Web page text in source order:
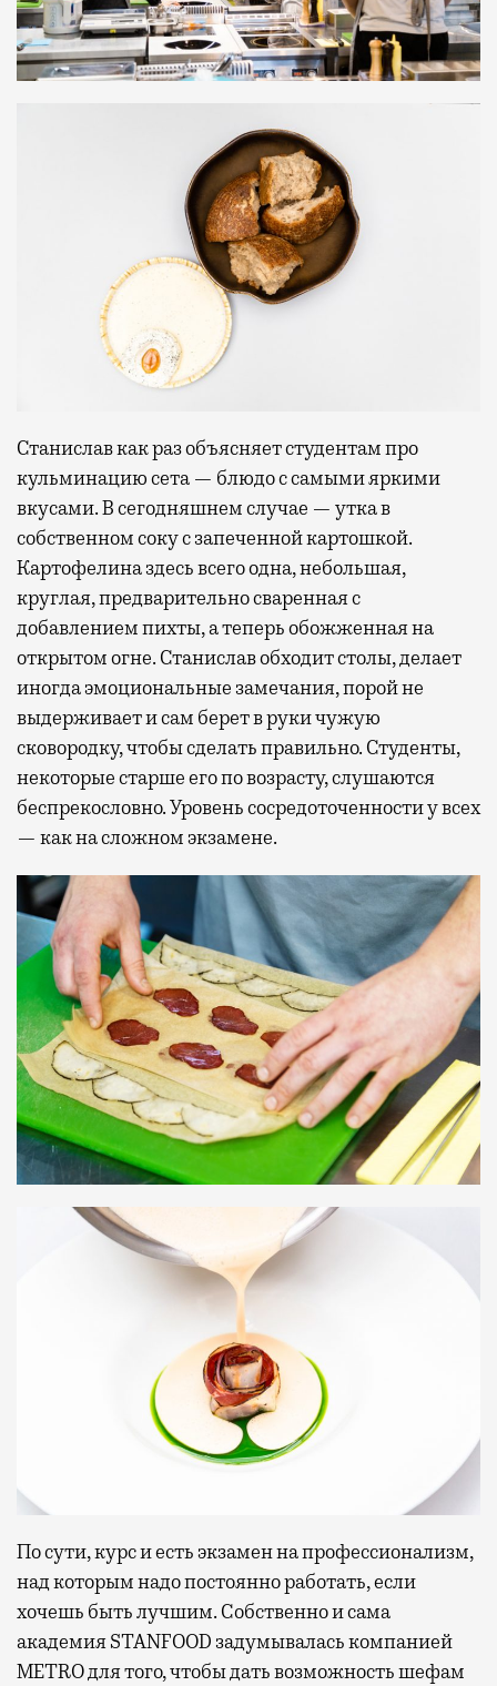
Станислав как раз объясняет студентам про
кульминацию сета — блюдо с самыми яркими
вкусами. В сегодняшнем случае — утка в
собственном соку с запеченной картошкой.
Картофелина здесь всего одна, небольшая,
круглая, предварительно сваренная с
добавлением пихты, а теперь обожженная на
открытом огне. Станислав обходит столы, делает
иногда эмоциональные замечания, порой не
выдерживает и сам берет в руки чужую
сковородку, чтобы сделать правильно. Студенты,
некоторые старше его по возрасту, слушаются
беспрекословно. Уровень сосредоточенности у всех
— как на сложном экзамене.
По сути, курс и есть экзамен на профессионализм,
над которым надо постоянно работать, если
хочешь быть лучшим. Собственно и сама
академия STANFOOD задумывалась компанией
METRO для того, чтобы дать возможность шефам